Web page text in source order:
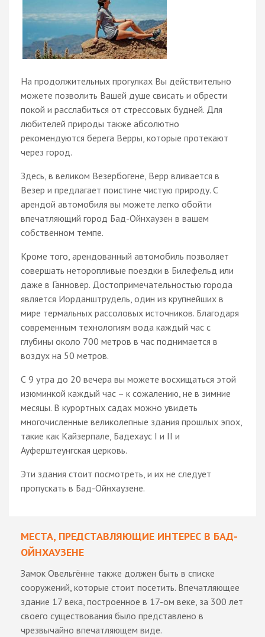
На продолжительных прогулках Вы действительно
можете позволить Вашей душе свисать и обрести
покой и расслабиться от стрессовых будней. Для
любителей природы также абсолютно
рекомендуются берега Верры, которые протекают
через город.
Здесь, в великом Везербогене, Верр вливается в
Везер и предлагает поистине чистую природу. С
арендой автомобиля вы можете легко обойти
впечатляющий город Бад-Ойнхаузен в вашем
собственном темпе.
Кроме того, арендованный автомобиль позволяет
совершать неторопливые поездки в Билефельд или
даже в Ганновер. Достопримечательностью города
является Иорданштрудель, один из крупнейших в
мире термальных рассоловых источников. Благодаря
современным технологиям вода каждый час с
глубины около 700 метров в час поднимается в
воздух на 50 метров.
С 9 утра до 20 вечера вы можете восхищаться этой
изюминкой каждый час – к сожалению, не в зимние
месяцы. В курортных садах можно увидеть
многочисленные великолепные здания прошлых эпох,
такие как Кайзерпале, Бадехаус I и II и
Ауферштеунгская церковь.
Эти здания стоит посмотреть, и их не следует
пропускать в Бад-Ойнхаузене.
МЕСТА, ПРЕДСТАВЛЯЮЩИЕ ИНТЕРЕС В БАД-
ОЙНХАУЗЕНЕ
Замок Овельгённе также должен быть в списке
сооружений, которые стоит посетить. Впечатляющее
здание 17 века, построенное в 17-ом веке, за 300 лет
своего существования было представлено в
чрезвычайно впечатляющем виде.